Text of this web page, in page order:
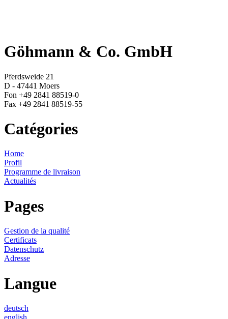
Göhmann & Co. GmbH
Pferdsweide 21
D - 47441 Moers
Fon +49 2841 88519-0
Fax +49 2841 88519-55
Catégories
Home
Profil
Programme de livraison
Actualités
Pages
Gestion de la qualité
Certificats
Datenschutz
Adresse
Langue
deutsch